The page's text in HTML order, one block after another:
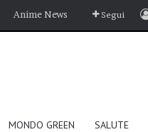
Anime News Segui
MONDO GREEN SALUTE